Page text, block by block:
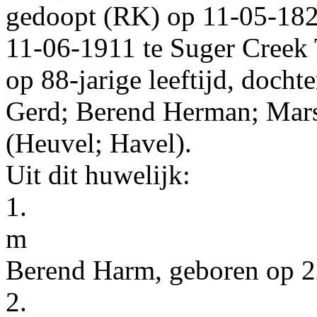
gedoopt (RK) op
11‑06‑1911 te Suger
op 88-jarige leeftijd,
Gerd; Berend Herman;
(Heuvel; Havel).
Uit dit huwelijk:
1.
m
Berend Harm, geboren op
2.